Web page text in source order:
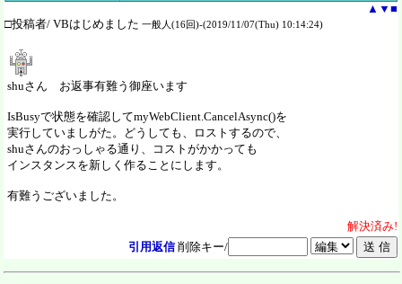
▲ ▼ ■
□投稿者/ VBはじめました 一般人(16回)-(2019/11/07(Thu) 10:14:24)
shuさん お返事有難う御座います
IsBusyで状態を確認してmyWebClient.CancelAsync()を
実行していましがた。どうしても、ロストするので、
shuさんのおっしゃる通り、コストがかかっても
インスタンスを新しく作ることにします。
有難うございました。
解決済み!
引用返信 削除キー/